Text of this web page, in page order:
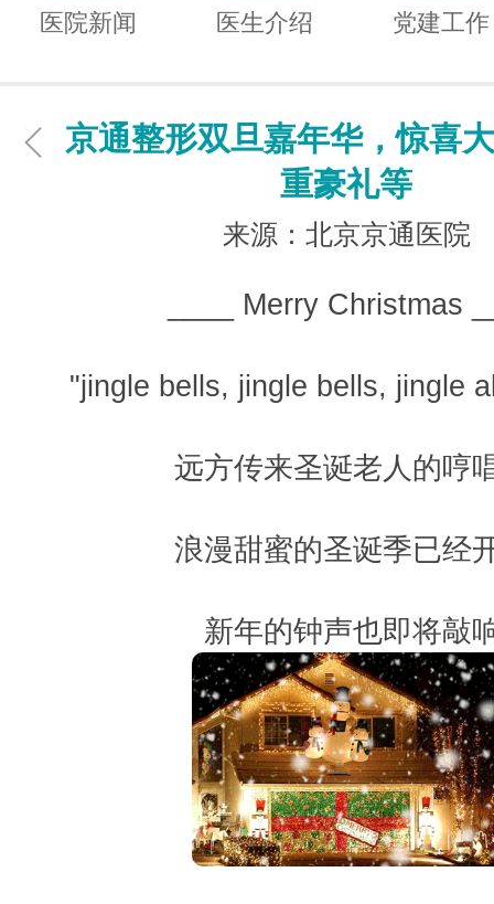
医院新闻 医生介绍 党建工作
京通整形双旦嘉年华，惊喜
重豪礼等
来源：北京京通医院
____ Merry Christmas
"jingle bells, jingle bells, jingle
远方传来圣诞老人的哼
浪漫甜蜜的圣诞季已经
新年的钟声也即将敲